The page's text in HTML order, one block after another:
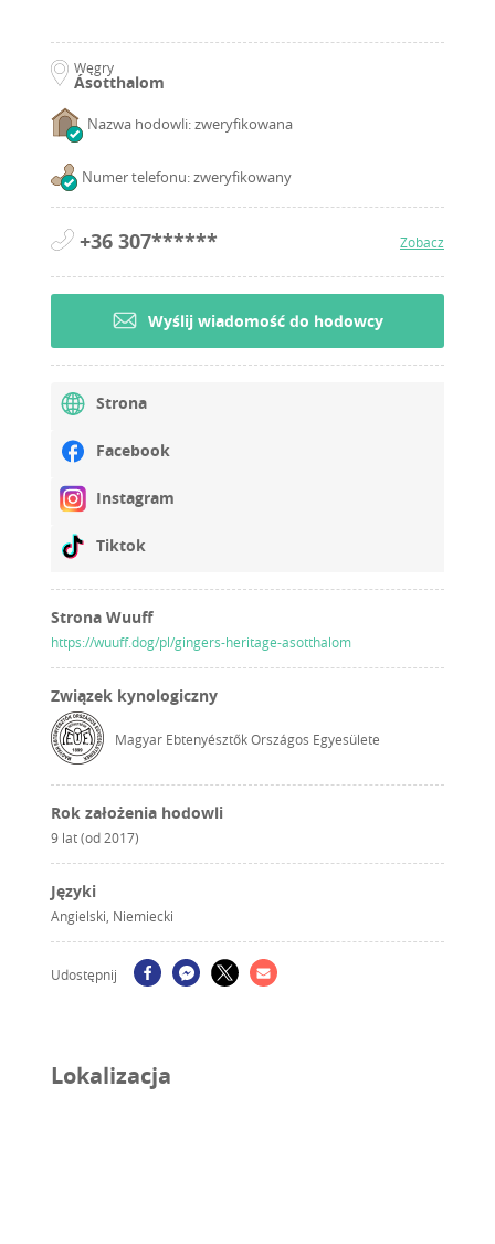
Węgry
Ásotthalom
Nazwa hodowli: zweryfikowana
Numer telefonu: zweryfikowany
+36 307****** Zobacz
Wyślij wiadomość do hodowcy
Strona
Facebook
Instagram
Tiktok
Strona Wuuff
https://wuuff.dog/pl/gingers-heritage-asotthalom
Związek kynologiczny
Magyar Ebtenyésztők Országos Egyesülete
Rok założenia hodowli
9 lat (od 2017)
Języki
Angielski, Niemiecki
Udostępnij
Lokalizacja